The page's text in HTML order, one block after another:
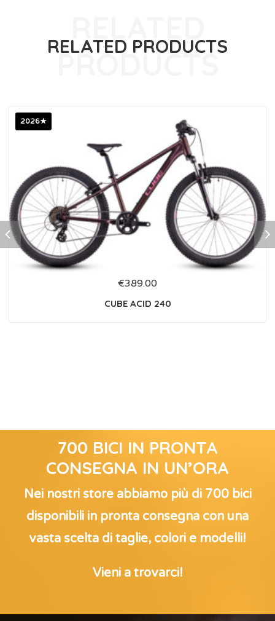
RELATED PRODUCTS
2026★
€389.00
CUBE ACID 240
700 BICI IN PRONTA
CONSEGNA IN UN’ORA
Nei nostri store abbiamo più di 700 bici
disponibili in pronta consegna con una
vasta scelta di taglie, colori e modelli!
Vieni a trovarci!